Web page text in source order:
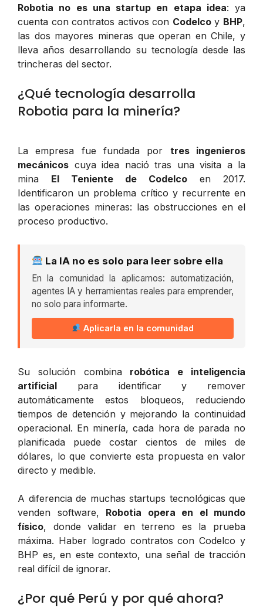
Robotia no es una startup en etapa idea: ya
cuenta con contratos activos con Codelcoy BHP,
las dos mayores mineras que operan en Chile, y
lleva años desarrollando su tecnología desde las
trincheras del sector.
¿Qué tecnología desarrolla
Robotia para la minería?
La empresa fue fundada por tres ingenieros
mecánicos cuya idea nació tras una visita a la
mina El Teniente de Codelco en 2017.
Identificaron un problema crítico y recurrente en
las operaciones mineras: las obstrucciones en el
proceso productivo.
La IA no es solo para leer sobre ella
En la comunidad la aplicamos: automatización,
agentes IA y herramientas reales para emprender,
no solo para informarte.
Aplicarla en la comunidad
Su solución combina robótica e inteligencia
artificial para identificar y remover
automáticamente estos bloqueos, reduciendo
tiempos de detención y mejorando la continuidad
operacional. En minería, cada hora de parada no
planificada puede costar cientos de miles de
dólares, lo que convierte esta propuesta en valor
directo y medible.
A diferencia de muchas startups tecnológicas que
venden software, Robotia opera en el mundo
físico, donde validar en terreno es la prueba
máxima. Haber logrado contratos con Codelco y
BHP es, en este contexto, una señal de tracción
real difícil de ignorar.
¿Por qué Perú y por qué ahora?